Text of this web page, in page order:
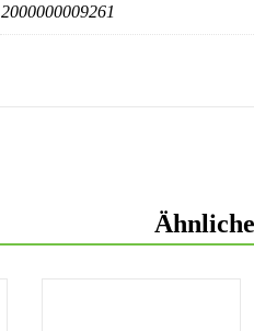
2000000009261